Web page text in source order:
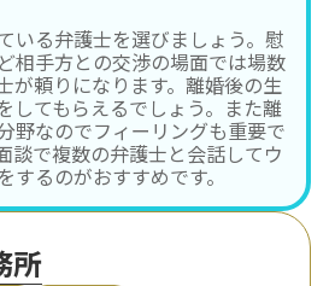
いる弁護士を選びましょう。慰
相手方との交渉の場面では場数
が頼りになります。離婚後の生
してもらえるでしょう。また離
野なのでフィーリングも重要で
談で複数の弁護士と会話してウ
するのがおすすめです。
所